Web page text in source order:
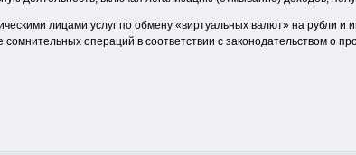
лицами услуг по обмену «виртуальных валют» на рубли и
операций в соответствии с законодательством о